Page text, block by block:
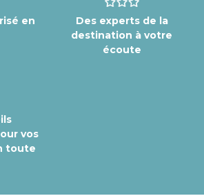
en
Des experts de la
destination à votre
écoute
vos
toute